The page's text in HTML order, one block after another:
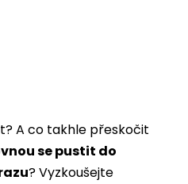
A co takhle přeskočit
se pustit do
? Vyzkoušejte